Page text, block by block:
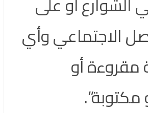
الاجتماعي وأي
مقروءة أو